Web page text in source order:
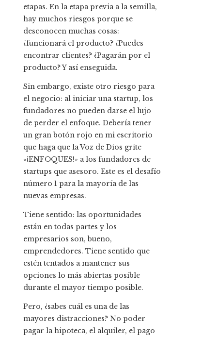
etapas. En la etapa previa a la semilla,
hay muchos riesgos porque se
desconocen muchas cosas:
¿funcionará el producto? ¿Puedes
encontrar clientes? ¿Pagarán por el
producto? Y así enseguida.
Sin embargo, existe otro riesgo para
el negocio: al iniciar una startup, los
fundadores no pueden darse el lujo
de perder el enfoque. Debería tener
un gran botón rojo en mi escritorio
que haga que la Voz de Dios grite
«¡ENFOQUES!» a los fundadores de
startups que asesoro. Este es el desafío
número 1 para la mayoría de las
nuevas empresas.
Tiene sentido: las oportunidades
están en todas partes y los
empresarios son, bueno,
emprendedores. Tiene sentido que
estén tentados a mantener sus
opciones lo más abiertas posible
durante el mayor tiempo posible.
Pero, ¿sabes cuál es una de las
mayores distracciones? No poder
pagar la hipoteca, el alquiler, el pago